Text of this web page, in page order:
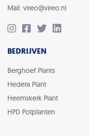
Mail: vireo@vireo.nl
BEDRIJVEN
Berghoef Plants
Hedera Plant
Heemskerk Plant
HPD Potplanten